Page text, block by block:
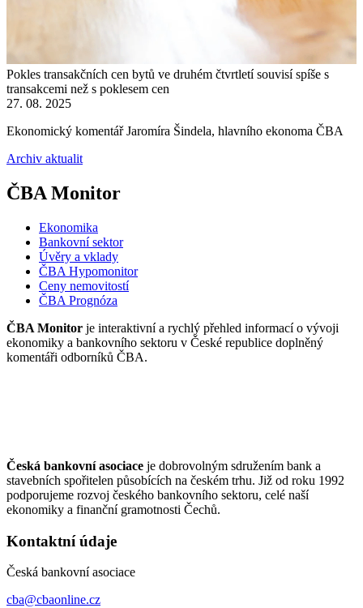
Pokles transakčních cen bytů ve druhém čtvrtletí souvisí spíše s
transakcemi než s poklesem cen
27. 08. 2025
Ekonomický komentář Jaromíra Šindela, hlavního ekonoma ČBA
Archiv aktualit
ČBA Monitor
Ekonomika
Bankovní sektor
Úvěry a vklady
ČBA Hypomonitor
Ceny nemovitostí
ČBA Prognóza
ČBA Monitor je interaktivní a rychlý přehled informací o vývoji
ekonomiky a bankovního sektoru v České republice doplněný
komentáři odborníků ČBA.
Česká bankovní asociace je dobrovolným sdružením bank a
stavebních spořitelen působících na českém trhu. Již od roku 1992
podporujeme rozvoj českého bankovního sektoru, celé naší
ekonomiky a finanční gramotnosti Čechů.
Kontaktní údaje
Česká bankovní asociace
cba@cbaonline.cz